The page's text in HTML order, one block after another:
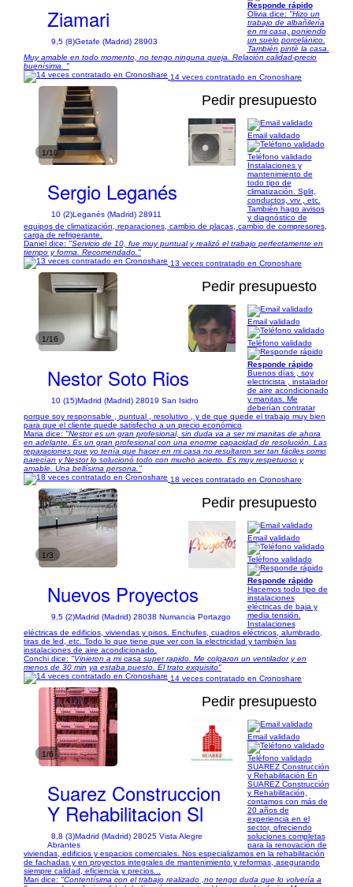
Ziamari
9,5 (8)Getafe (Madrid) 28903
Responde rápido
Olivia dice: "Hizo un
trabajo de albañilería
en mi casa, poniendo
un suelo porcelánico.
También pintè la casa.
Muy amable en todo momento, no tengo ninguna queja. Relación calidad-precio
buenísima. "
14 veces contratado en Cronoshare
1/10
Pedir presupuesto
Sergio Leganés
10 (2)Leganés (Madrid) 28911
Email validado
Teléfono validado
Instalaciones y
mantenimiento de
todo tipo de
climatización. Split,
conductos, vrv , etc.
También hago avisos
y diagnóstico de
equipos de climatización, reparaciones, cambio de placas, cambio de compresores,
carga de refrigerante.
Daniel dice: "Servicio de 10, fue muy puntual y realizó el trabajo perfectamente en
tiempo y forma. Recomendado."
13 veces contratado en Cronoshare
1/16
Pedir presupuesto
Nestor Soto Rios
10 (15)Madrid (Madrid) 28019 San Isidro
Email validado
Teléfono validado
Responde rápido
Buenos días , soy
electricista , instalador
de aire acondicionado
y manitas. Me
deberían contratar
porque soy responsable , puntual , resolutivo , y de que quede el trabajo muy bien
para que el cliente quede satisfecho a un precio económico
Maria dice: "Nestor es un gran profesional, sin duda va a ser mi manitas de ahora
en adelante. Es un gran profesional con una enorme capacidad de resolución. Las
reparaciones que yo tenía que hacer en mi casa no resultaron ser tan fáciles como
parecían y Nestor lo solucionó todo con mucho acierto. Es muy respetuoso y
amable. Una bellísima persona."
18 veces contratado en Cronoshare
1/3
Pedir presupuesto
Nuevos Proyectos
9,5 (2)Madrid (Madrid) 28038 Numancia Portazgo
Email validado
Teléfono validado
Responde rápido
Hacemos todo tipo de
instalaciones
eléctricas de baja y
media tensión.
Instalaciones
eléctricas de edificios, viviendas y pisos. Enchufes, cuadros eléctricos, alumbrado,
tiras de led, etc. Todo lo que tiene que ver con la electricidad y también las
instalaciones de aire acondicionado.
Conchi dice: "Vinieron a mi casa super rapido. Me colgaron un ventilador y en
menos de 30 min ya estaba puesto. El trato exquisito"
14 veces contratado en Cronoshare
1/6
Pedir presupuesto
Suarez Construccion
Y Rehabilitacion Sl
8,8 (3)Madrid (Madrid) 28025 Vista Alegre
Abrantes
Email validado
Teléfono validado
SUAREZ Construcción
y Rehabilitación En
SUAREZ Construcción
y Rehabilitación,
contamos con más de
20 años de
experiencia en el
sector, ofreciendo
soluciones completas
para la renovación de
viviendas, edificios y espacios comerciales. Nos especializamos en la rehabilitación
de fachadas y en proyectos integrales de mantenimiento y reformas, asegurando
siempre calidad, eficiencia y precios...
Mari dice: "Contentísima con el trabajo realizado ,no tengo duda que lo volvería a